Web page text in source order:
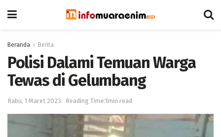
Beranda Berita
Polisi Dalami Temuan Warga
Tewas di Gelumbang
Rabu, 1 Maret 2023 Reading Time:1min read